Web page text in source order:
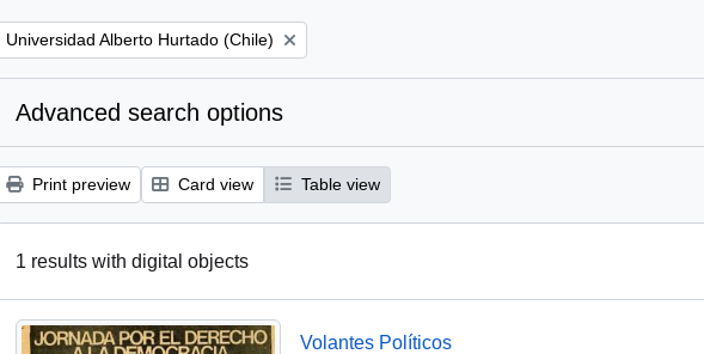
Remove filter:
Universidad Alberto Hurtado (Chile)
Advanced search options
Print preview Card view Table view
1 results with digital objects
Volantes Políticos